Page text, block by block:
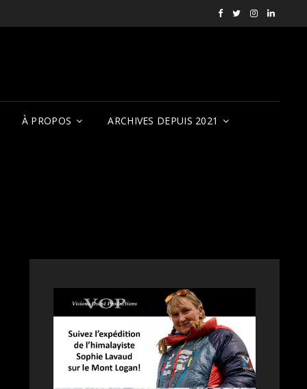
Facebook
X Instagram
VOP
À PROPOS ARCHIVES DEPUIS 2021